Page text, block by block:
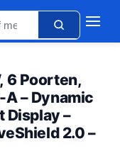
6 Poorten,
A – Dynamic
Display –
2.0 –